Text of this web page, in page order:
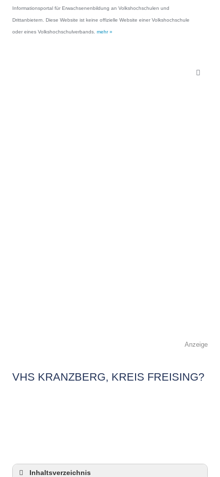
Informationsportal für Erwachsenenbildung an Volkshochschulen und
Drittanbietern. Diese Website ist keine offizielle Website einer Volkshochschule
oder eines Volkshochschulverbands. mehr »
Anzeige
VHS KRANZBERG, KREIS FREISING?
Inhaltsverzeichnis